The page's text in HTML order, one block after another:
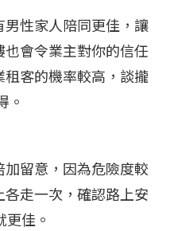
性家人陪同更佳，讓
會令業主對你的信任
客的機率較高，談攏
。
留意，因為危險度較
走一次，確認路上安
佳。